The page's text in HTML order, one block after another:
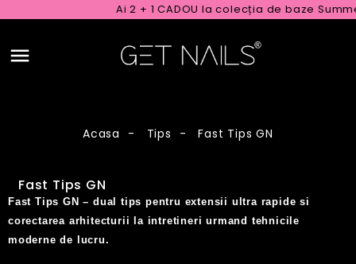
Ai 2 + 1 CADOU la colecția de baze Summer
Acasa Tips Fast Tips GN
Fast Tips GN
Fast Tips GN – dual tips pentru extensii ultra rapide si
corectarea arhitecturii la intretineri urmand tehnicile
moderne de lucru.